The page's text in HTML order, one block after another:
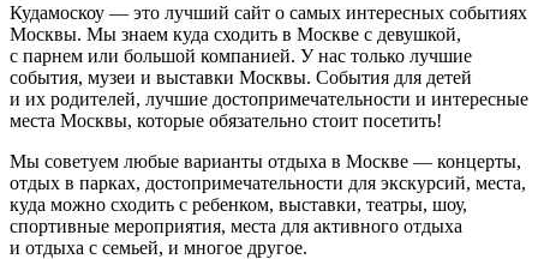
Кудамоскоу — это лучший сайт о самых интересных событиях
Москвы. Мы знаем куда сходить в Москве с девушкой,
с парнем или большой компанией. У нас только лучшие
события, музеи и выставки Москвы. События для детей
и их родителей, лучшие достопримечательности и интересные
места Москвы, которые обязательно стоит посетить!
Мы советуем любые варианты отдыха в Москве — концерты,
отдых в парках, достопримечательности для экскурсий, места,
куда можно сходить с ребенком, выставки, театры, шоу,
спортивные мероприятия, места для активного отдыха
и отдыха с семьей, и многое другое.